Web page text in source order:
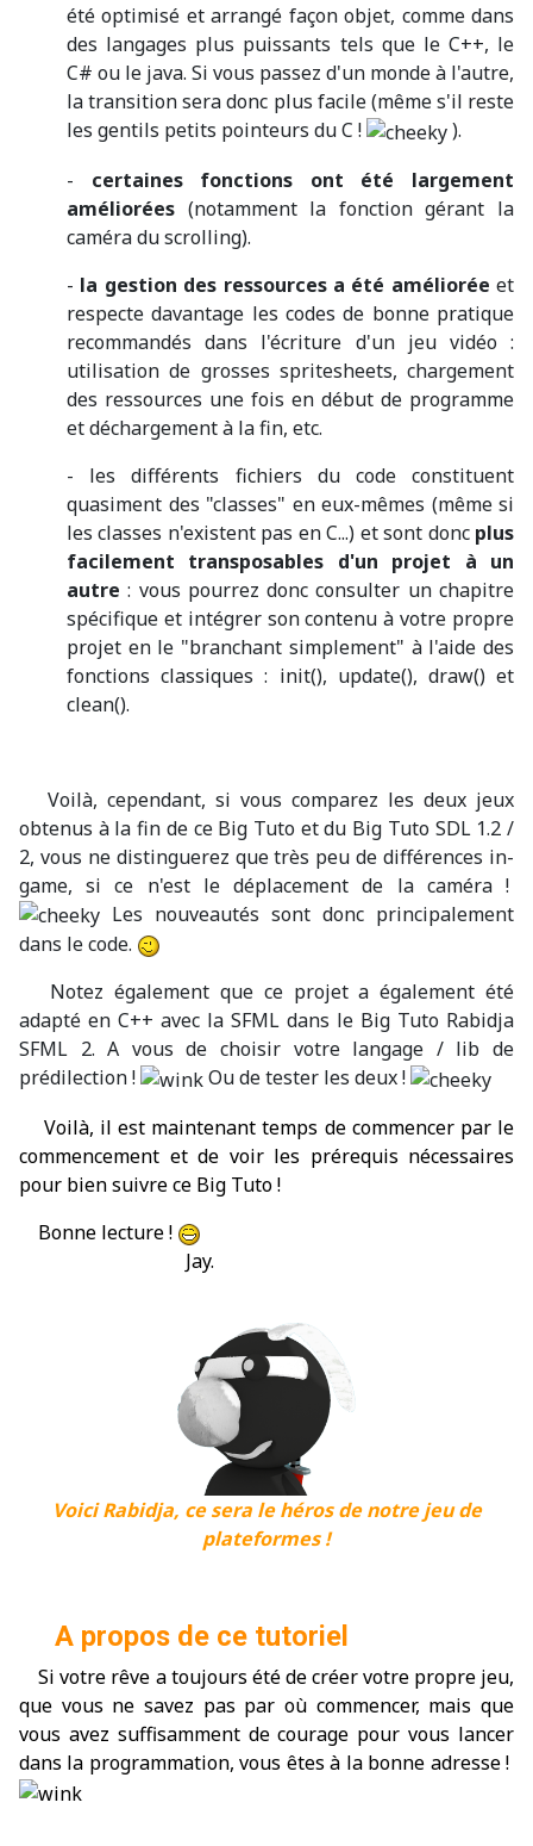
été optimisé et arrangé façon objet, comme dans
des langages plus puissants tels que le C++, le
C# ou le java. Si vous passez d'un monde à l'autre,
la transition sera donc plus facile (même s'il reste
les gentils petits pointeurs du C !
).
- certaines fonctions ont été largement
améliorées (notamment la fonction gérant la
caméra du scrolling).
- la gestion des ressources a été améliorée et
respecte davantage les codes de bonne pratique
recommandés dans l'écriture d'un jeu vidéo :
utilisation de grosses spritesheets, chargement
des ressources une fois en début de programme
et déchargement à la fin, etc.
- les différents fichiers du code constituent
quasiment des "classes" en eux-mêmes (même si
les classes n'existent pas en C...) et sont donc plus
facilement transposables d'un projet à un
autre: vous pourrez donc consulter un chapitre
spécifique et intégrer son contenu à votre propre
projet en le "branchant simplement" à l'aide des
fonctions classiques : init(), update(), draw() et
clean().
Voilà, cependant, si vous comparez les deux jeux
obtenus à la fin de ce Big Tuto et du Big Tuto SDL 1.2 /
2, vous ne distinguerez que très peu de différences in-
game, si ce n'est le déplacement de la caméra !
Les nouveautés sont donc principalement
dans le code.
Notez également que ce projet a également été
adapté en C++ avec la SFML dans le Big Tuto Rabidja
SFML 2. A vous de choisir votre langage / lib de
prédilection !
Ou de tester les deux !
Voilà, il est maintenant temps de commencer par le
commencement et de voir les prérequis nécessaires
pour bien suivre ce Big Tuto !
Bonne lecture !
Jay.
Voici Rabidja, ce sera le héros de notre jeu de
plateformes !
A propos de ce tutoriel
Si votre rêve a toujours été de créer votre propre jeu,
que vous ne savez pas par où commencer, mais que
vous avez suffisamment de courage pour vous lancer
dans la programmation, vous êtes à la bonne adresse !